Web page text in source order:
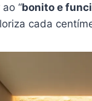
“bonito e
cada